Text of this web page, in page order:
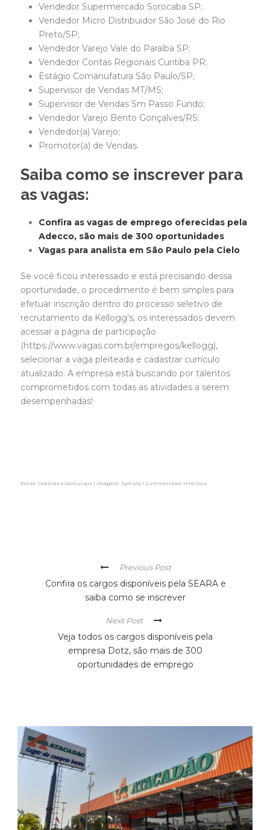
Vendedor Supermercado Sorocaba SP;
Vendedor Micro Distribuidor São José do Rio
Preto/SP;
Vendedor Varejo Vale do Paraíba SP;
Vendedor Contas Regionais Curitiba PR;
Estágio Comanufatura São Paulo/SP;
Supervisor de Vendas MT/MS;
Supervisor de Vendas Sm Passo Fundo;
Vendedor Varejo Bento Gonçalves/RS;
Vendedor(a) Varejo;
Promotor(a) de Vendas.
Saiba como se inscrever para
as vagas:
Confira as vagas de emprego oferecidas pela
Adecco, são mais de 300 oportunidades
Vagas para analista em São Paulo pela Cielo
Se você ficou interessado e está precisando dessa
oportunidade, o procedimento é bem simples para
efetuar inscrição dentro do processo seletivo de
recrutamento da Kellogg’s, os interessados devem
acessar a página de participação
(https://www.vagas.com.br/empregos/kellogg),
selecionar a vaga pleiteada e cadastrar currículo
atualizado. A empresa está buscando por talentos
comprometidos com todas as atividades a serem
desempenhadas!
Fonte: Notícias e Concursos | Imagem: Sympla / Summertown Interiors
Previous Post
Confira os cargos disponíveis pela SEARA e
saiba como se inscrever
Next Post
Veja todos os cargos disponíveis pela
empresa Dotz, são mais de 300
oportunidades de emprego